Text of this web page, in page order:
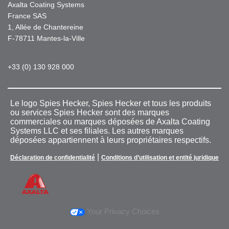
Axalta Coating Systems
France SAS
1, Allée de Chantereine
F-78711 Mantes-la-Ville
+33 (0) 130 928 000
Le logo Spies Hecker, Spies Hecker et tous les produits
ou services Spies Hecker sont des marques
commerciales ou marques déposées de Axalta Coating
Systems LLC et ses filiales. Les autres marques
déposées appartiennent à leurs propriétaires respectifs.
Déclaration de confidentialité Conditions d’utilisation et entité juridique
Your Privacy Choices